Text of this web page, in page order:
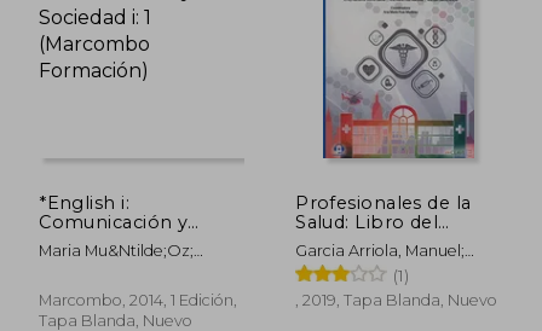
*English i:
Comunicación y
Sociedad i: 1
(Marcombo
Maria Mu&Ntilde;Oz;
Marcombo, 2014, 1 Edición,
Tapa Blanda, Nuevo
Profesionales de la
Salud: Libro del
Alumno + Cuaderno
de Actividades + Audio
de
Garcia Arriola, Manuel;
Morris Garcia, Emily
Katherine
(1)
, 2019, Tapa Blanda, Nuevo